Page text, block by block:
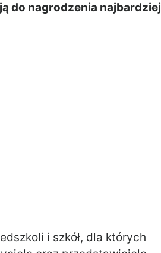
do nagrodzenia najbardziej
i szkół, dla których